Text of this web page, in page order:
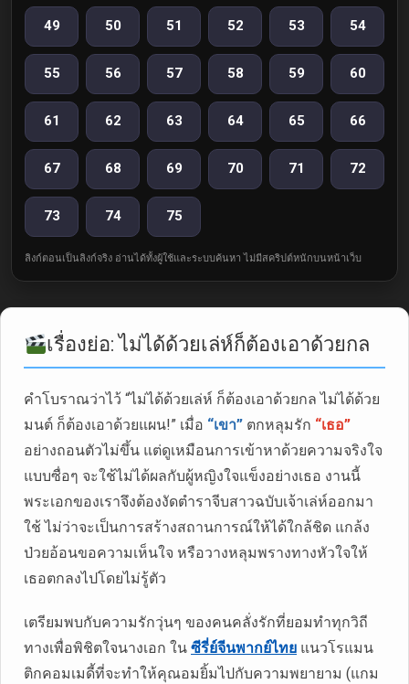
49 50 51 52 53 54
55 56 57 58 59 60
61 62 63 64 65 66
67 68 69 70 71 72
73 74 75
ลิงก์ตอนเป็นลิงก์จริง อ่านได้ทั้งผู้ใช้และระบบค้นหา ไม่มีสคริปต์หนักบนหน้าเว็บ
เรื่องย่อ: ไม่ได้ด้วยเล่ห์ก็ต้องเอาด้วยกล
คำโบราณว่าไว้ “ไม่ได้ด้วยเล่ห์ ก็ต้องเอาด้วยกล ไม่ได้ด้วย
มนต์ ก็ต้องเอาด้วยแผน!” เมื่อ “เขา” ตกหลุมรัก “เธอ”
อย่างถอนตัวไม่ขึ้น แต่ดูเหมือนการเข้าหาด้วยความจริงใจ
แบบซื่อๆ จะใช้ไม่ได้ผลกับผู้หญิงใจแข็งอย่างเธอ งานนี้
พระเอกของเราจึงต้องงัดตำราจีบสาวฉบับเจ้าเล่ห์ออกมา
ใช้ ไม่ว่าจะเป็นการสร้างสถานการณ์ให้ได้ใกล้ชิด แกล้ง
ป่วยอ้อนขอความเห็นใจ หรือวางหลุมพรางทางหัวใจให้
เธอตกลงไปโดยไม่รู้ตัว
เตรียมพบกับความรักวุ่นๆ ของคนคลั่งรักที่ยอมทำทุกวิถี
ทางเพื่อพิชิตใจนางเอก ใน ซีรี่ย์จีนพากย์ไทย แนวโรแมน
ติกคอมเมดี้ที่จะทำให้คุณอมยิ้มไปกับความพยายาม (แกม